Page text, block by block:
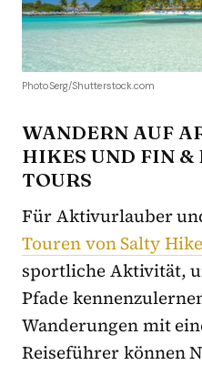
PhotoSerg/Shutterstock.com
WANDERN AUF
HIKES UND FIN &
TOURS
Für Aktivurlauber
Touren von Salty
sportliche Aktivität,
Pfade
Wanderungen mit
Reiseführer können